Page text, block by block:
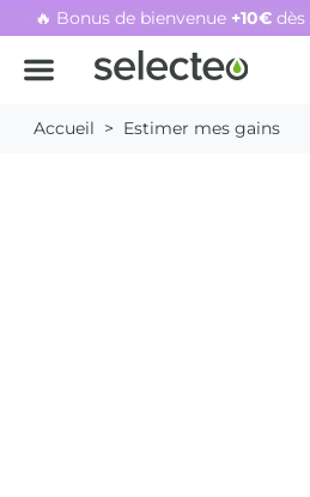
🔥 Bonus de bienvenue +10€dès
Rachat cartouche vide, voir
Accueil Estimer mes gains